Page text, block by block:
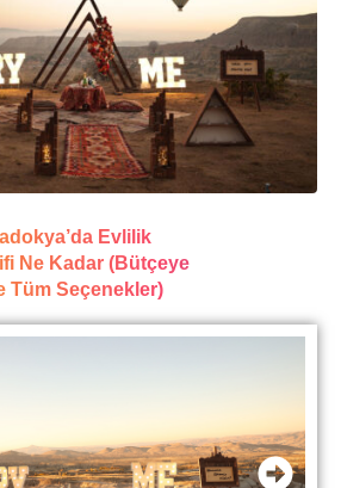
Evlilik
Ne Kadar (Bütçeye
Tüm Seçenekler)